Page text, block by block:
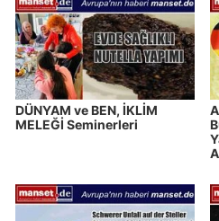
DÜNYAM ve BEN, İKLİM
MELEĞİ Seminerleri